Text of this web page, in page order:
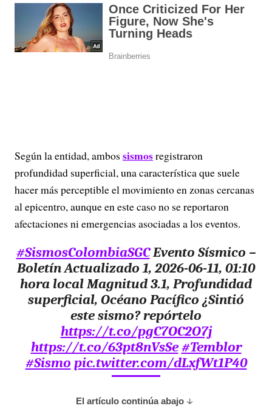
Según la entidad, ambos sismosregistraron
profundidad superficial, una característica que suele
hacer más perceptible el movimiento en zonas cercanas
al epicentro, aunque en este caso no se reportaron
afectaciones ni emergencias asociadas a los eventos.
#SismosColombiaSGCEvento Sísmico –
Boletín Actualizado 1, 2026-06-11, 01:10
hora local Magnitud 3.1, Profundidad
superficial, Océano Pacífico ¿Sintió
este sismo? repórtelo
https://t.co/pgC7OC2O7j
https://t.co/63pt8nVsSe #Temblor
#Sismo pic.twitter.com/dLxfWt1P40
El artículo continúa abajo